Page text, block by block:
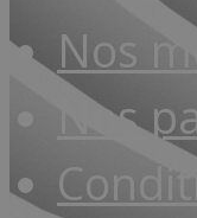
Nos
Nos